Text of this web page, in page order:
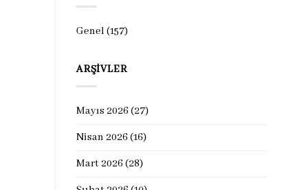
Genel(157)
ARŞIVLER
Mayıs 2026 (27)
Nisan 2026 (16)
Mart 2026 (28)